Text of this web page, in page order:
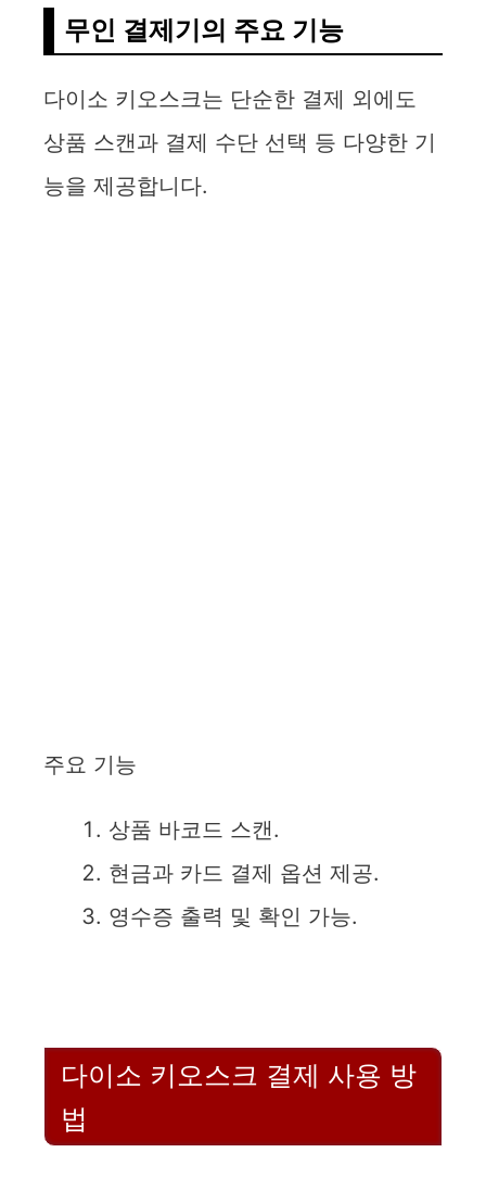
무인 결제기의 주요 기능
다이소 키오스크는 단순한 결제 외에도
상품 스캔과 결제 수단 선택 등 다양한 기
능을 제공합니다.
주요 기능
상품 바코드 스캔.
현금과 카드 결제 옵션 제공.
영수증 출력 및 확인 가능.
다이소 키오스크 결제 사용 방
법